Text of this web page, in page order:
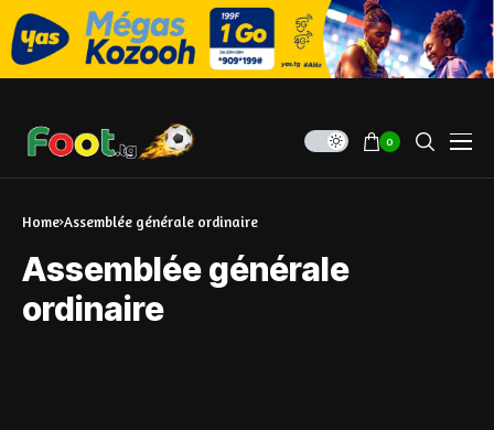
0
Home Assemblée générale ordinaire
Assemblée générale
ordinaire